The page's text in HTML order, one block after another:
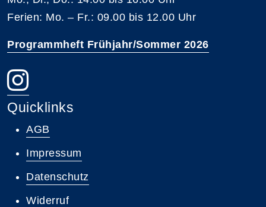
Ferien: Mo. – Fr.: 09.00 bis 12.00 Uhr
Programmheft Frühjahr/Sommer 2026
Quicklinks
AGB
Impressum
Datenschutz
Widerruf